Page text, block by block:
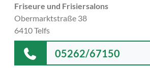
Friseure und Frisiersalons
Obermarktstraße 38
6410 Telfs
05262/67150